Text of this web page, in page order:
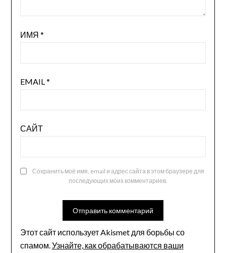
ИМЯ *
EMAIL*
САЙТ
Сохранить моё имя, email и адрес сайта в этом браузере для
последующих моих комментариев.
Этот сайт использует Akismet для борьбы со
спамом.Узнайте, как обрабатываются ваши